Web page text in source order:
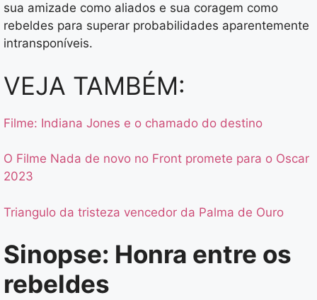
sua amizade como aliados e sua coragem como
rebeldes para superar probabilidades aparentemente
intransponíveis.
VEJA TAMBÉM:
Filme: Indiana Jones e o chamado do destino
O Filme Nada de novo no Front promete para o Oscar
2023
Triangulo da tristeza vencedor da Palma de Ouro
Sinopse: Honra entre os
rebeldes